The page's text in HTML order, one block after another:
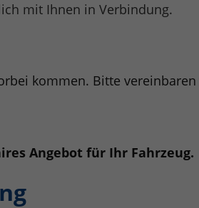
mit Ihnen in Verbindung.
kommen. Bitte
Angebot für Ihr Fahrzeug.